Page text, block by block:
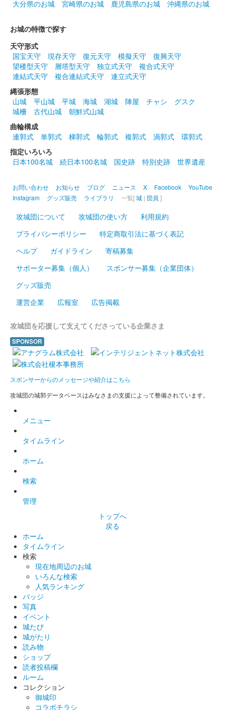
箱田城 御城印
群雄印「上州源平版」として、武将印3枚（源頼朝、源義経、源
箱田城 御城印 木曾義仲公版
群馬戦国御城印サミットで先行販売。2024年9月14日より現地販
売
箱田城 御城印
巴御前版
群馬戦国御城印サミットで先行販売。2024年9月14日より現地販
箱田城 御城印
にて販売された限定御城印。
箱田城 御城印
2026年6月13、14日に開催された群馬戦国御城印サミット2026
箱田城 御城印
木曽義仲公版
にて先行販売された御城印。
箱田城 御城印
箱田城 御城印
箱田城 御城印
箱田城 御城印
箱田城 御城印
箱田城 御城印
箱田城 御城印
箱田城 御城印
大分県のお城
宮崎県のお城 鹿児島県のお城 沖縄県のお城
お城の特徴で探す
天守形式
国宝天守
現存天守 復元天守 模擬天守
復興天守
望楼型天守
層塔型天守 独立式天守
複合式天守
連結式天守
複合連結式天守
連立式天守
縄張形態
山城
平山城 平城 海城 湖城 陣屋 チャシ
グスク
城柵
古代山城
朝鮮式山城
曲輪構成
連郭式
単郭式 梯郭式 輪郭式 複郭式 渦郭式
環郭式
指定いろいろ
日本100名城
続日本100名城 国史跡 特別史跡 世界遺産
お問い合わせ お知らせ ブログ ニュース X Facebook
YouTube
Instagram
グッズ販売 ライブラリ 一覧[城 | 団員 ]
攻城団について 攻城団の使い方
利用規約
プライバシーポリシー
特定商取引法に基づく表記
ヘルプ
ガイドライン
寄稿募集
サポーター募集（個人）
スポンサー募集（企業団体）
グッズ販売
運営企業
広報室 広告掲載
攻城団を応援して支えてくださっている企業さま
SPONSOR
スポンサーからのメッセージや紹介はこちら
攻城団の城郭データベースはみなさまの支援によって整備されています。
メニュー
タイムライン
ホーム
検索
管理
トップへ
戻る
ホーム
タイムライン
検索
現在地周辺のお城
いろんな検索
人気ランキング
バッジ
写真
イベント
城たび
城がたり
読み物
ショップ
読者投稿欄
ルーム
コレクション
御城印
コラボチラシ